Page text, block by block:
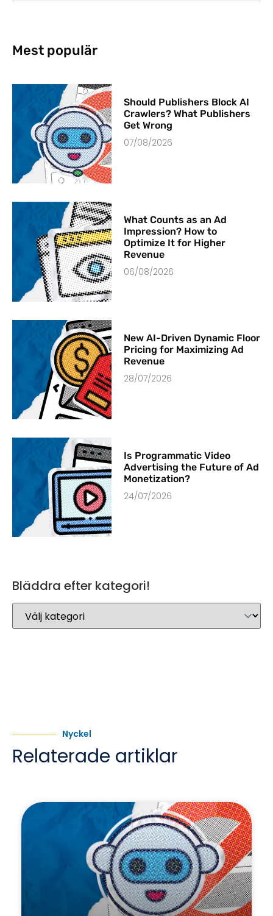
Mest populär
Should Publishers Block AI
Crawlers? What Publishers
Get Wrong
07/08/2026
What Counts as an Ad
Impression? How to
Optimize It for Higher
Revenue
06/08/2026
New AI-Driven Dynamic Floor
Pricing for Maximizing Ad
Revenue
28/07/2026
Is Programmatic Video
Advertising the Future of Ad
Monetization?
24/07/2026
Bläddra efter kategori!
Nyckel
Relaterade artiklar